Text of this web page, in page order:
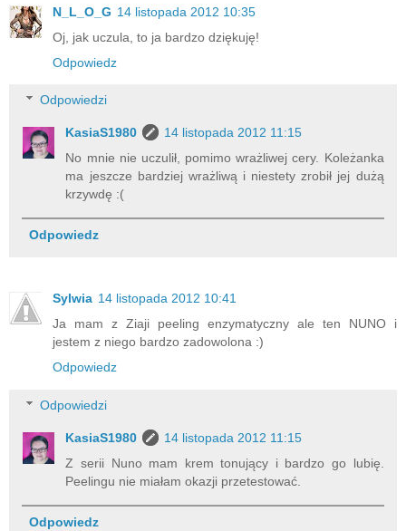
N_L_O_G 14 listopada 2012 10:35
Oj, jak uczula, to ja bardzo dziękuję!
Odpowiedz
Odpowiedzi
KasiaS1980
14 listopada 2012 11:15
No mnie nie uczulił, pomimo wrażliwej cery. Koleżanka
ma jeszcze bardziej wrażliwą i niestety zrobił jej dużą
krzywdę :(
Odpowiedz
Sylwia 14 listopada 2012 10:41
Ja mam z Ziaji peeling enzymatyczny ale ten NUNO i
jestem z niego bardzo zadowolona :)
Odpowiedz
Odpowiedzi
KasiaS1980
14 listopada 2012 11:15
Z serii Nuno mam krem tonujący i bardzo go lubię.
Peelingu nie miałam okazji przetestować.
Odpowiedz